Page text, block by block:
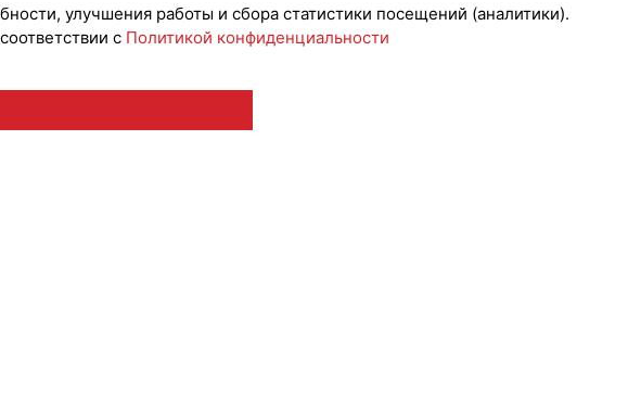
2009-2026 12+
улучшения работы и сбора статистики посещений (аналитики).
с Политикой конфиденциальности